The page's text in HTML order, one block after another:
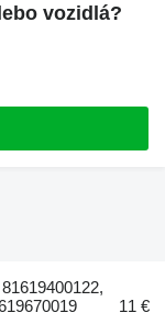
vozidlá?
11 €